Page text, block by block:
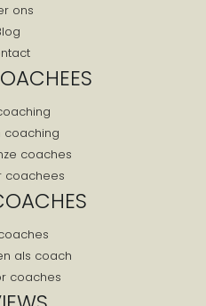
ons
coaching
coaches
coachees
als coach
coaches